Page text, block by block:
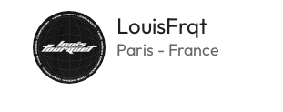
LouisFrqt
Paris - France